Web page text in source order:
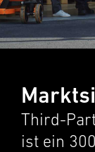
Third-
ist ein